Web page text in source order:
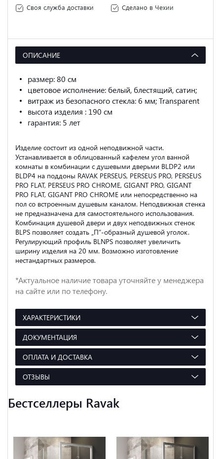
Своя служба доставки
Сделано в Чехии
ОПИСАНИЕ
размер: 80 см
цветовое исполнение: белый, блестящий, сатин;
витраж из безопасного стекла: 6 мм; Transparent
высота изделия : 190 см
гарантия: 5 лет
Изделие состоит из одной неподвижной части.
Устанавливается в облицованный кафелем угол ванной
комнаты в комбинации с душевыми дверьми BLDP2 или
BLDP4 на поддоны RAVAK PERSEUS, PERSEUS PRO, PERSEUS
PRO FLAT, PERSEUS PRO CHROME, GIGANT PRO, GIGANT
PRO FLAT, GIGANT PRO CHROME или непосредственно на
пол со встроенным душевым каналом. Неподвижная стенка
не предназначена для самостоятельного использования.
Комбинация душевой двери и двух неподвижных стенок
BLPS позволяет создать „П“-образный душевой уголок.
Регулирующий профиль BLNPS позволяет увеличить
ширину изделия на 20 мм. Возможно изготовление
нестандартных размеров.
*Актуальное наличие товара уточняйте у менеджера
на сайте или по телефону.
ХАРАКТЕРИСТИКИ
ДОКУМЕНТАЦИЯ
ОПЛАТА И ДОСТАВКА
ОТЗЫВЫ
Бестселлеры Ravak